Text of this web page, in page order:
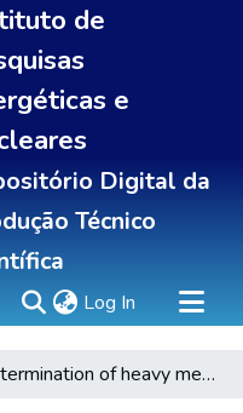
de
e
Digital da
Técnico
Log In (current)
Determination of heavy metals and other elements in bottom sediments from Sepetiba bay, Rio de Janeiro, by Instrumental Neutron Activation Analysis